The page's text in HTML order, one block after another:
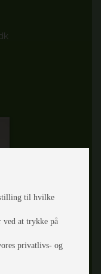
til hvilke
at trykke på
privatlivs- og